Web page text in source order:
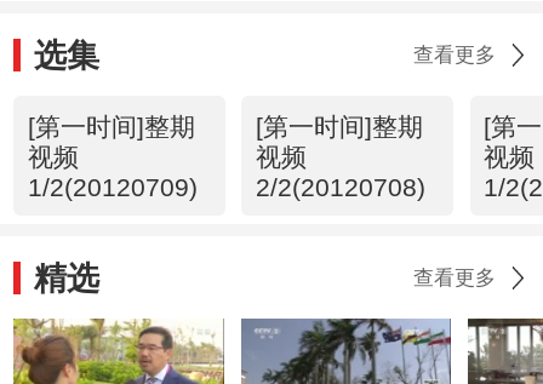
选集 查看更多
[第一时间]整期
视频
1/2(20120709)
[第一时间]整期
视频
2/2(20120708)
[第
视频
1/
精选 查看更多